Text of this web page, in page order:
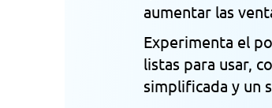
aumentar las
Experimenta el
listas para usar,
simplificada y un